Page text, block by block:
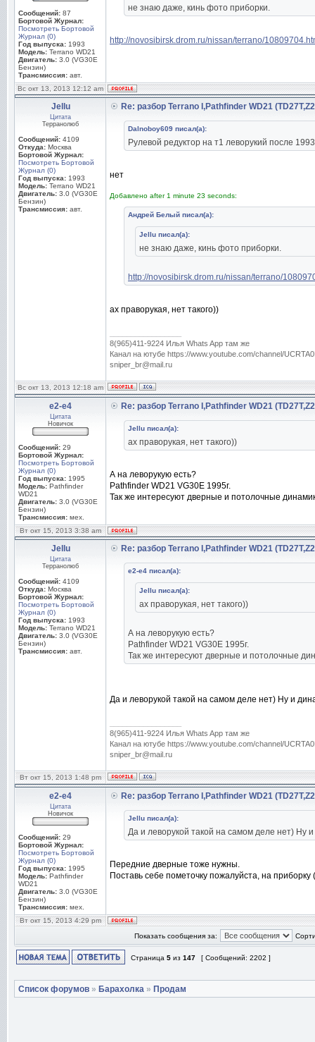
Сообщений: 87
Бортовой Журнал:
Посмотреть Бортовой
Журнал (0)
Год выпуска: 1993
Модель: Terrano WD21
Двигатель: 3.0 (VG30E
Бензин)
Трансмиссия: авт.
не знаю даже, кинь фото приборки.
http://novosibirsk.drom.ru/nissan/terrano/
Вс окт 13, 2013 12:12 am
Jellu
Цитата
Терранолюб
Сообщений: 4109
Откуда: Москва
Бортовой Журнал:
Посмотреть Бортовой
Журнал (0)
Год выпуска: 1993
Модель: Terrano WD21
Двигатель: 3.0 (VG30E
Бензин)
Трансмиссия: авт.
Re: разбор Terrano I,Pathfinder WD21
Dalnoboy609 писал(а):
Рулевой редуктор на т1 леворукий после
нет
Добавлено after 1 minute 23 seconds:
Андрей Белый писал(а):
Jellu писал(а):
не знаю даже, кинь фото приборки.
http://novosibirsk.drom.ru/nissan/terrano/
ах праворукая, нет такого))
8(965)411-9224 Илья Whats App там же
Канал на ютубе https://www.youtube.com/channel/
sniper_br@mail.ru
Вс окт 13, 2013 12:18 am
e2-e4
Цитата
Новичок
Сообщений: 29
Бортовой Журнал:
Посмотреть Бортовой
Журнал (0)
Год выпуска: 1995
Модель: Pathfinder
WD21
Двигатель: 3.0 (VG30E
Бензин)
Трансмиссия: мех.
Re: разбор Terrano I,Pathfinder WD21
Jellu писал(а):
ах праворукая, нет такого))
А на леворукую есть?
Pathfinder WD21 VG30E 1995г.
Так же интересуют дверные и потолочные
Вт окт 15, 2013 3:38 am
Jellu
Цитата
Терранолюб
Сообщений: 4109
Откуда: Москва
Бортовой Журнал:
Посмотреть Бортовой
Журнал (0)
Год выпуска: 1993
Модель: Terrano WD21
Двигатель: 3.0 (VG30E
Бензин)
Трансмиссия: авт.
Re: разбор Terrano I,Pathfinder WD21
e2-e4 писал(а):
Jellu писал(а):
ах праворукая, нет такого))
А на леворукую есть?
Pathfinder WD21 VG30E 1995г.
Так же интересуют дверные и потолочные
Да и леворукой такой на самом деле нет) Ну и
8(965)411-9224 Илья Whats App там же
Канал на ютубе https://www.youtube.com/channel/
sniper_br@mail.ru
Вт окт 15, 2013 1:48 pm
e2-e4
Цитата
Новичок
Сообщений: 29
Бортовой Журнал:
Посмотреть Бортовой
Журнал (0)
Год выпуска: 1995
Модель: Pathfinder
WD21
Двигатель: 3.0 (VG30E
Бензин)
Трансмиссия: мех.
Re: разбор Terrano I,Pathfinder WD21
Jellu писал(а):
Да и леворукой такой на самом деле нет) Ну
Передние дверные тоже нужны.
Поставь себе пометочку пожалуйста, на приборку
Вт окт 15, 2013 4:29 pm
Показать сообщения за:
Страница 5 из 147 [ Сообщений: 2202 ]
Список форумов » Барахолка » Продам